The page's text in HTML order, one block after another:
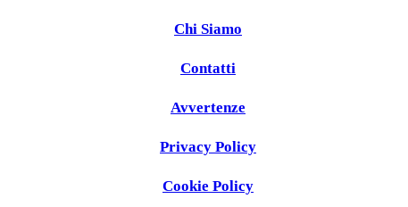
Chi Siamo
Contatti
Avvertenze
Privacy Policy
Cookie Policy